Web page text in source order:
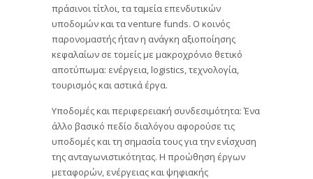
πράσινοι τίτλοι, τα ταμεία επενδυτικών
υποδομών και τα venture funds. Ο κοινός
παρονομαστής ήταν η ανάγκη αξιοποίησης
κεφαλαίων σε τομείς με μακροχρόνιο θετικό
αποτύπωμα: ενέργεια, logistics, τεχνολογία,
τουρισμός και αστικά έργα.
Υποδομές και περιφερειακή συνδεσιμότητα: Ένα
άλλο βασικό πεδίο διαλόγου αφορούσε τις
υποδομές και τη σημασία τους για την ενίσχυση
της ανταγωνιστικότητας. Η προώθηση έργων
μεταφορών, ενέργειας και ψηφιακής